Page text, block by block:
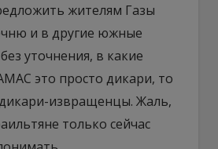
жителям Газы
и в другие южные
уточнения, в какие
это просто дикари, то
дикари-извращенцы. Жаль,
только сейчас